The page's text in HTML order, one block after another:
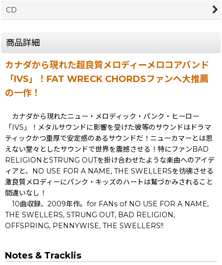
CD
商品詳細
カナダから現れた超良質メロディーメロコアバンド
「IVS」！FAT WRECK CHORDSファンへ大推薦
の一作！
カナダから現れたニュー・メロディック・パンク・ヒーロー
「IVS」！メタルサウンドに影響を受けた彼等のサウンドはドラマ
ティックかつ重厚で安定感のあるサウンドだ！ニューカマーとは思
えない堂々としたサウンドで世界を震撼させる！特にファンBAD
RELIGIONとSTRUNG OUTを掛け合わせたような楽曲へのアイデ
ィアと、NO USE FOR A NAME, THE SWELLERSを彷彿させる
激良質メロディーにパンク・キッズのハートは鷲づかみされること
間違いなし！
10曲収録、2009年作。for FANs of NO USE FOR A NAME,
THE SWELLERS, STRUNG OUT, BAD RELIGION,
OFFSPRING, PENNYWISE, THE SWELLERS!!
Notes & Tracklis